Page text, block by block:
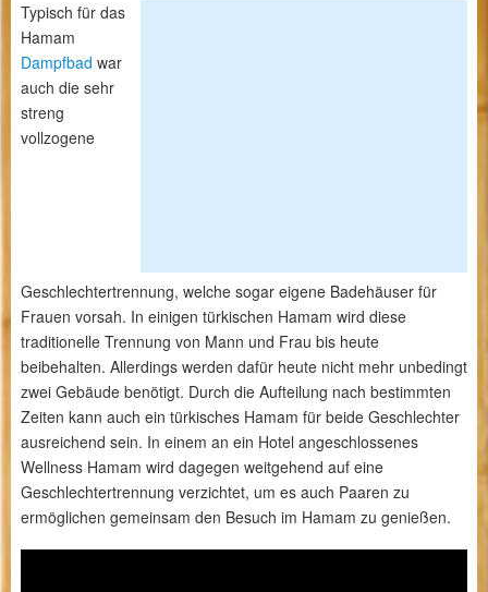
Typisch für das
Hamam
Dampfbad war
auch die sehr
streng
vollzogene
Geschlechtertrennung, welche sogar eigene Badehäuser für
Frauen vorsah. In einigen türkischen Hamam wird diese
traditionelle Trennung von Mann und Frau bis heute
beibehalten. Allerdings werden dafür heute nicht mehr unbedingt
zwei Gebäude benötigt. Durch die Aufteilung nach bestimmten
Zeiten kann auch ein türkisches Hamam für beide Geschlechter
ausreichend sein. In einem an ein Hotel angeschlossenes
Wellness Hamam wird dagegen weitgehend auf eine
Geschlechtertrennung verzichtet, um es auch Paaren zu
ermöglichen gemeinsam den Besuch im Hamam zu genießen.